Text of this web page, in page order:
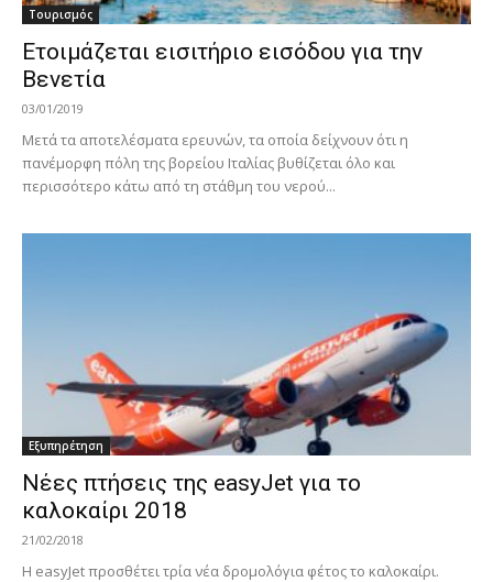
Τουρισμός
Ετοιμάζεται εισιτήριο εισόδου για την
Βενετία
03/01/2019
Μετά τα αποτελέσματα ερευνών, τα οποία δείχνουν ότι η
πανέμορφη πόλη της βορείου Ιταλίας βυθίζεται όλο και
περισσότερο κάτω από τη στάθμη του νερού...
Εξυπηρέτηση
Νέες πτήσεις της easyJet για το
καλοκαίρι 2018
21/02/2018
Η easyJet προσθέτει τρία νέα δρομολόγια φέτος το καλοκαίρι.